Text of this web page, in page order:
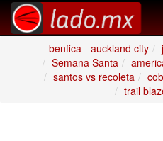
benfica - auckland city
Semana Santa
santos vs recoleta
trail